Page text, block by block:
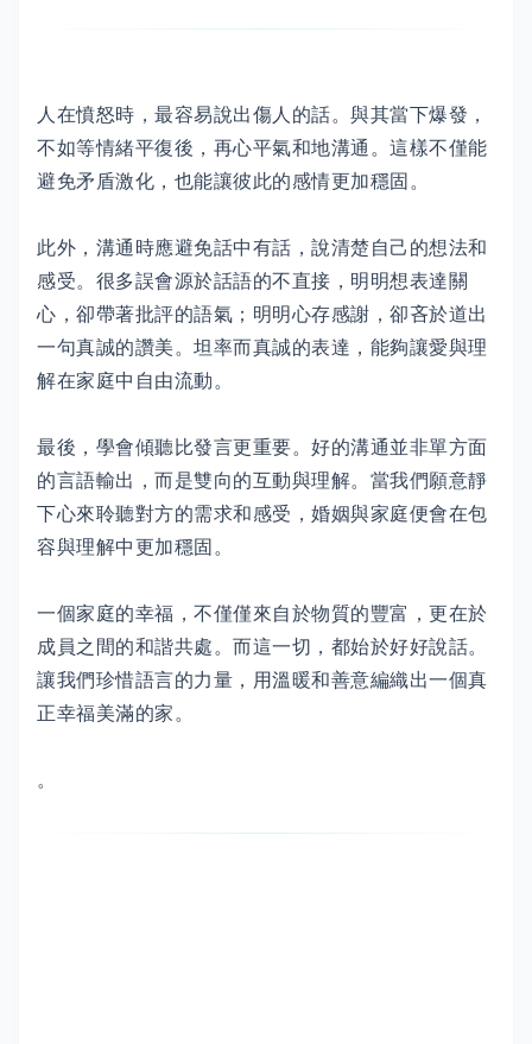
人在憤怒時，最容易說出傷人的話。與其當下爆發，
不如等情緒平復後，再心平氣和地溝通。這樣不僅能
避免矛盾激化，也能讓彼此的感情更加穩固。
此外，溝通時應避免話中有話，說清楚自己的想法和
感受。很多誤會源於話語的不直接，明明想表達關
心，卻帶著批評的語氣；明明心存感謝，卻吝於道出
一句真誠的讚美。坦率而真誠的表達，能夠讓愛與理
解在家庭中自由流動。
最後，學會傾聽比發言更重要。好的溝通並非單方面
的言語輸出，而是雙向的互動與理解。當我們願意靜
下心來聆聽對方的需求和感受，婚姻與家庭便會在包
容與理解中更加穩固。
一個家庭的幸福，不僅僅來自於物質的豐富，更在於
成員之間的和諧共處。而這一切，都始於好好說話。
讓我們珍惜語言的力量，用溫暖和善意編織出一個真
正幸福美滿的家。
。